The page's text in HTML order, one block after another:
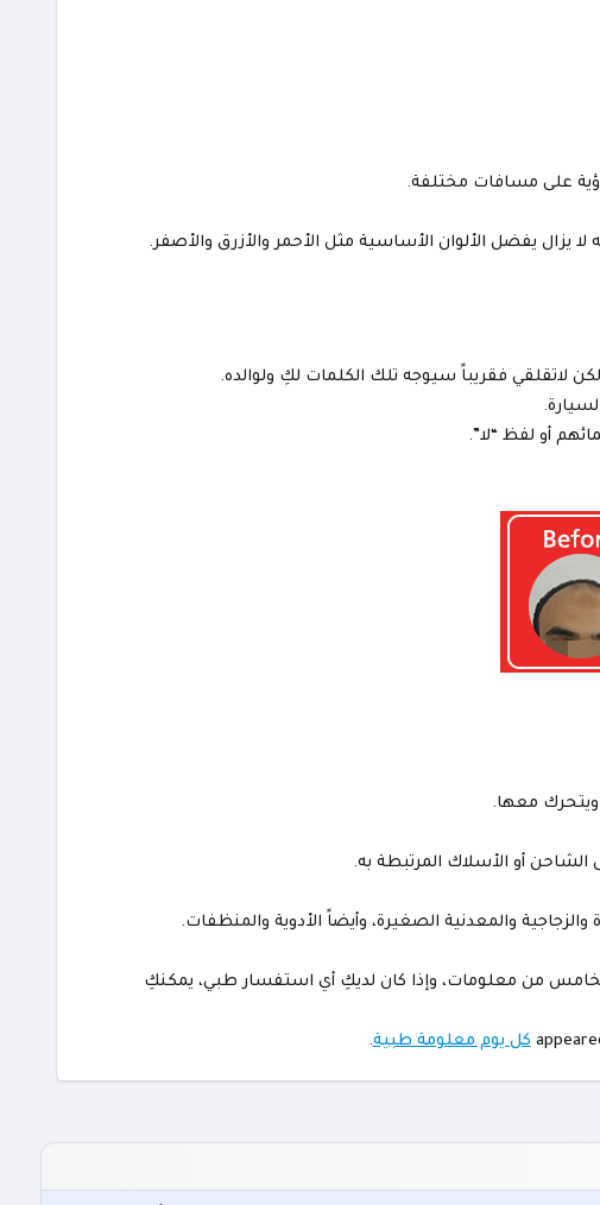
على مسافات مختلفة.
لا يزال يفضل الألوان الأساسية مثل الأحمر والأزرق والأصفر.
لاتقلقي فقريباً سيوجه تلك الكلمات لكِ ولوالده.
أو لفظ “لا”.
معها.
الشاحن أو الأسلاك المرتبطة به.
والمعدنية الصغيرة، وأيضاً الأدوية والمنظفات.
من معلومات، وإذا كان لديكِ أي استفسار طبي، يمكنكِ
كل يوم معلومة طبية.